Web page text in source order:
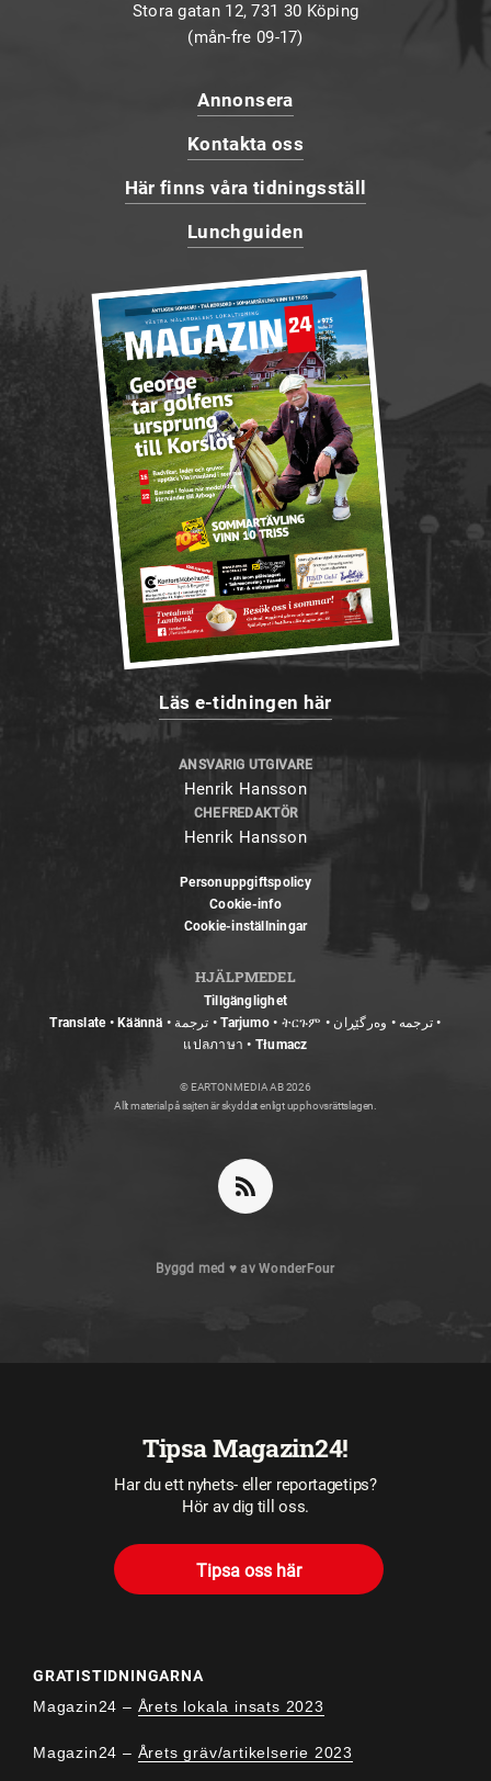
Stora gatan 12, 731 30 Köping
(mån-fre 09-17)
Annonsera
Kontakta oss
Här finns våra tidningsställ
Lunchguiden
Läs e-tidningen här
ANSVARIG UTGIVARE
Henrik Hansson
CHEFREDAKTÖR
Henrik Hansson
Personuppgiftspolicy
Cookie-info
Cookie-inställningar
HJÄLPMEDEL
Tillgänglighet
Translate • Käännä • ترجمة • Tarjumo • ትርጉም • ترجمه • وەرگێڕان •
แปลภาษา • Tłumacz
© EARTON MEDIA AB 2026
Allt material på sajten är skyddat enligt upphovsrättslagen.
Byggd med ♥ avWonderFour
Tipsa Magazin24!
Har du ett nyhets- eller reportagetips?
Hör av dig till oss.
Tipsa oss här
GRATISTIDNINGARNA
Magazin24 – Årets lokala insats 2023
Magazin24 – Årets gräv/artikelserie 2023